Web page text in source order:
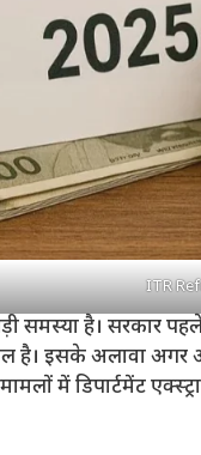
ITR
समस्या है। सरकार
है। इसके अलावा
में डिपार्टमेंट